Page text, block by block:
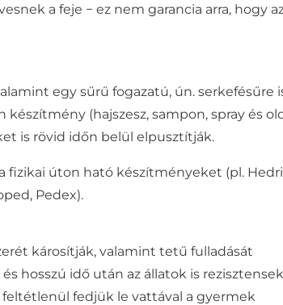
a feje − ez nem garancia arra, hogy
egy sűrű fogazatú, ún. serkefésűre
(hajszesz, sampon, spray és
is rövid időn belül elpusztítják.
úton ható készítményeket (pl.
Pedex).
károsítják, valamint tetű fulladását
hosszú idő után az állatok is
feltétlenül fedjük le vattával a gyermek